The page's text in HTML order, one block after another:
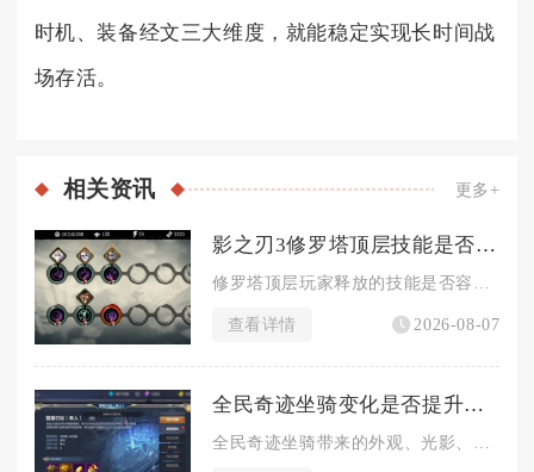
时机、装备经文三大维度，就能稳定实现长时间战
场存活。
相关资讯 更多+
影之刃3修罗塔顶层技能是否容易被打断
查看详情 2026-08-07
全民奇迹坐骑变化是否提升了游戏的视觉效果